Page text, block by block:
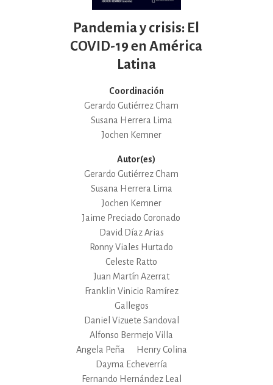
Pandemia y crisis: El
COVID-19 en América
Latina
Coordinación
Gerardo Gutiérrez Cham
Susana Herrera Lima
Jochen Kemner
Autor(es)
Gerardo Gutiérrez Cham
Susana Herrera Lima
Jochen Kemner
Jaime Preciado Coronado
David Díaz Arias
Ronny Viales Hurtado
Celeste Ratto
Juan Martín Azerrat
Franklin Vinicio Ramírez
Gallegos
Daniel Vizuete Sandoval
Alfonso Bermejo Villa
Angela Peña
Henry Colina
Dayma Echeverría
Fernando Hernández Leal